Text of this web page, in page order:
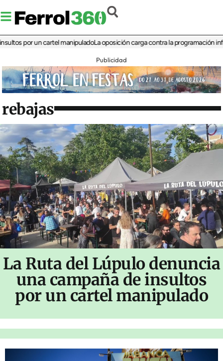
por un cartel manipuladoLa oposición carga contra la programación infantil
Publicidad
rebajas
La Ruta del Lúpulo denuncia
una campaña de insultos
por un cartel manipulado